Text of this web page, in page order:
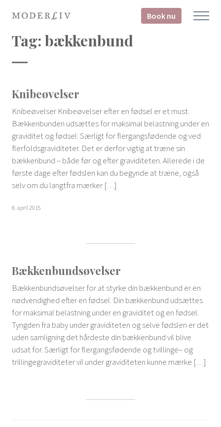
Book nu
Tag: bækkenbund
Knibeøvelser
Knibeøvelser Knibeøvelser efter en fødsel er et must.
Bækkenbunden udsættes for maksimal belastning under en
graviditet og fødsel. Særligt for flergangsfødende og ved
flerfoldsgraviditeter. Det er derfor vigtig at træne sin
bækkenbund – både før og efter graviditeten. Allerede i de
første dage efter fødslen kan du begynde at træne, også
selv om du langtfra mærker […]
8. april 2015
Bækkenbundsøvelser
Bækkenbundsøvelser for at styrke din bækkenbund er en
nødvendighed efter en fødsel. Din bækkenbund udsættes
for maksimal belastning under en graviditet og en fødsel.
Tyngden fra baby under graviditeten og selve fødslen er det
uden samligning det hårdeste din bækkenbund vil blive
udsat for. Særligt for flergangsfødende og tvillinge– og
trillingegraviditeter vil under graviditeten kunne mærke […]